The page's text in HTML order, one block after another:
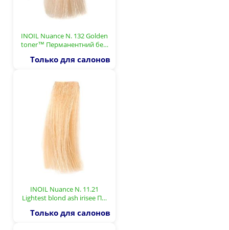
INOIL Nuance N. 132 Golden
toner™ Перманентний бе…
Только для салонов
INOIL Nuance N. 11.21
Lightest blond ash irisee П…
Только для салонов